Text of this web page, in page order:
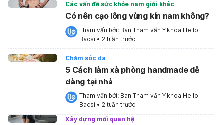
Các vấn đề sức khỏe nam giới khác
Có nên cạo lông vùng kín nam không?
Tham vấn bởi: Ban Tham vấn Y khoa Hello
Bacsi • 2 tuần trước
Chăm sóc da
5 Cách làm xà phòng handmade dễ
dàng tại nhà
Tham vấn bởi: Ban Tham vấn Y khoa Hello
Bacsi • 2 tuần trước
Xây dựng mối quan hệ